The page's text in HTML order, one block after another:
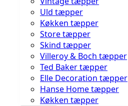
Uld tæpper
Køkken tæpper
Store tæpper
Skind tæpper
Villeroy & Boch tæpper
Ted Baker tæpper
Elle Decoration tæpper
Hanse Home tæpper
Køkken tæpper